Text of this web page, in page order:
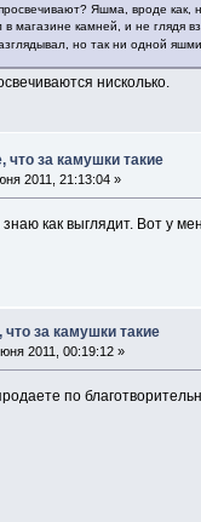
Яшма, вроде как,
в магазине камней, и не глядя
но так ни одной
нисколько.
что за камушки такие
2011, 21:13:04 »
как выглядит. Вот у
за камушки такие
2011, 00:19:12 »
по